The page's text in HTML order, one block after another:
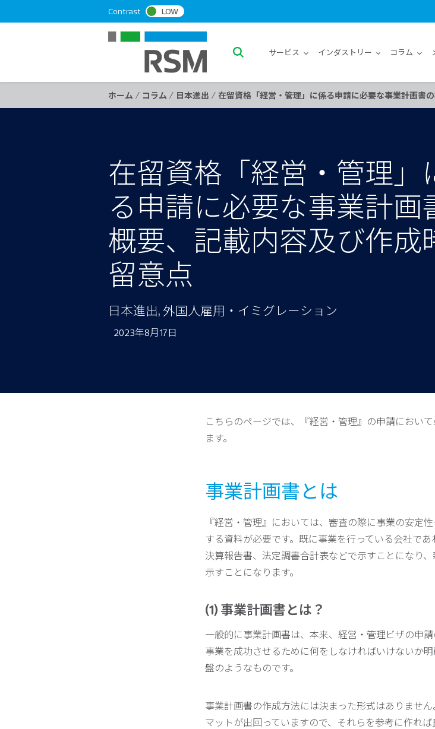
k
o
Contrast LOW
S
a
r
サービス インダストリー コラム
ホーム / コラム / 日本進出 / 在留資格「経営・管理」に係る申請に必要な事業計画書
在留資格「経営・管理」
る申請に必要な事業計画
概要、記載内容及び作成
留意点
日本進出, 外国人雇用・イミグレーション
2023年8月17日
こちらのページでは、『経営・管理』の申請におい
ます。
事業計画書とは
『経営・管理』においては、審査の際に事業の安定
する資料が必要です。既に事業を行っている会社で
決算報告書、法定調書合計表などで示すことになり
示すことになります。
(1) 事業計画書とは？
一般的に事業計画書は、本来、経営・管理ビザの申
事業を成功させるために何をしなければいけないか
盤のようなものです。
事業計画書の作成方法には決まった形式はありませ
マットが出回っていますので、それらを参考に作れば